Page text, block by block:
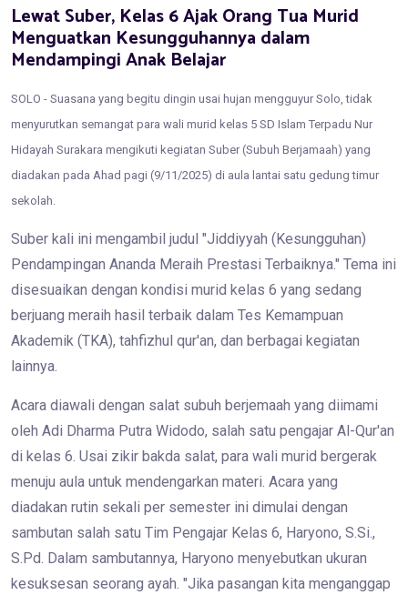
Lewat Suber, Kelas 6 Ajak Orang Tua Murid
Menguatkan Kesungguhannya dalam
Mendampingi Anak Belajar
SOLO - Suasana yang begitu dingin usai hujan mengguyur Solo, tidak
menyurutkan semangat para wali murid kelas 5 SD Islam Terpadu Nur
Hidayah Surakara mengikuti kegiatan Suber (Subuh Berjamaah) yang
diadakan pada Ahad pagi (9/11/2025) di aula lantai satu gedung timur
sekolah.
Suber kali ini mengambil judul "Jiddiyyah (Kesungguhan)
Pendampingan Ananda Meraih Prestasi Terbaiknya." Tema ini
disesuaikan dengan kondisi murid kelas 6 yang sedang
berjuang meraih hasil terbaik dalam Tes Kemampuan
Akademik (TKA), tahfizhul qur'an, dan berbagai kegiatan
lainnya.
Acara diawali dengan salat subuh berjemaah yang diimami
oleh Adi Dharma Putra Widodo, salah satu pengajar Al-Qur'an
di kelas 6. Usai zikir bakda salat, para wali murid bergerak
menuju aula untuk mendengarkan materi. Acara yang
diadakan rutin sekali per semester ini dimulai dengan
sambutan salah satu Tim Pengajar Kelas 6, Haryono, S.Si.,
S.Pd. Dalam sambutannya, Haryono menyebutkan ukuran
kesuksesan seorang ayah. "Jika pasangan kita menganggap